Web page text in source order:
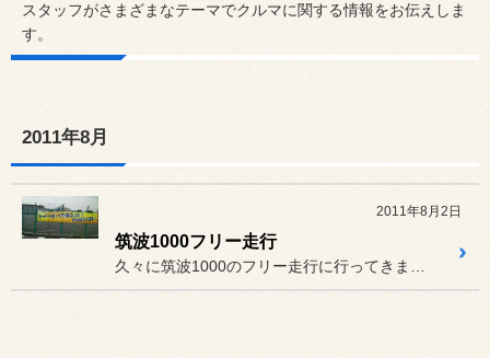
スタッフがさまざまなテーマでクルマに関する情報をお伝えしま
す。
2011年8月
2011年8月2日
筑波1000フリー走行